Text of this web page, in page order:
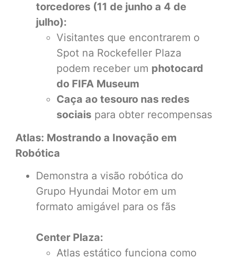
torcedores (11 de junho a 4 de
julho):
Visitantes que encontrarem o
Spot na Rockefeller Plaza
podem receber um photocard
do FIFA Museum
Caça ao tesouro nas redes
sociais para obter recompensas
Atlas: Mostrando a Inovação em
Robótica
Demonstra a visão robótica do
Grupo Hyundai Motor em um
formato amigável para os fãs
Center Plaza:
Atlas estático funciona como